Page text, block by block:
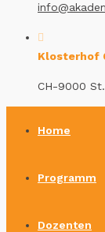
Klosterhof
CH-9000
Home
Programm
Dozenten